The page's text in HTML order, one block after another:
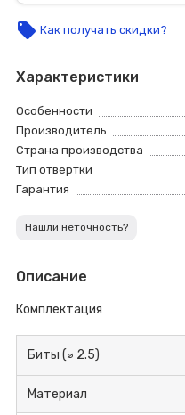
local_offer Как получать скидки?
Характеристики
Особенности
Производитель
Страна производства
Тип отвертки
Гарантия
Нашли неточность?
Описание
Комплектация
Биты (⌀ 2.5)
Материал